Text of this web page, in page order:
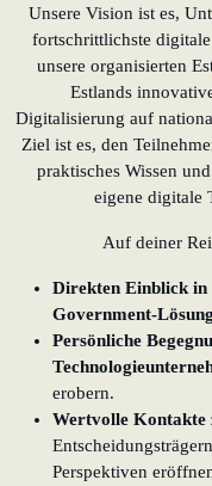
Unsere Vision ist es,
fortschrittlichste
unsere organisierten
Estlands
Digitalisierung auf
Ziel ist es, den
praktisches Wissen
eigene digitale
Auf deiner
Direkten Einblick in
Government-
Persönliche
erobern.
Wertvolle Kontakte
Perspektiven